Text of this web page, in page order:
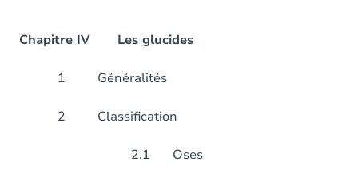
Chapitre IV Les glucides
1
2
2.1 Oses